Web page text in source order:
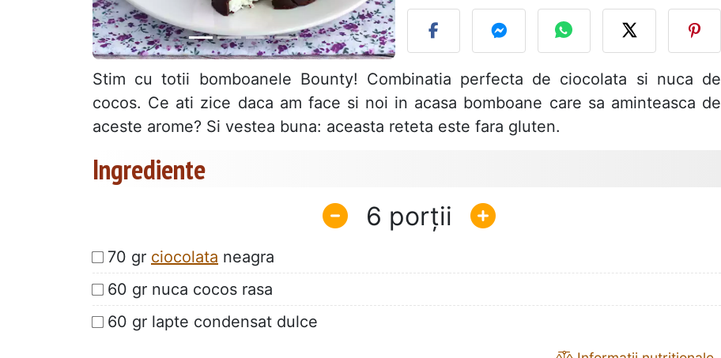
Stim cu totii bomboanele Bounty! Combinatia perfecta de ciocolata si nuca de
cocos. Ce ati zice daca am face si noi in acasa bomboane care sa aminteasca de
aceste arome? Si vestea buna: aceasta reteta este fara gluten.
Ingrediente
6
70 gr ciocolata neagra
60 gr nuca cocos rasa
60 gr lapte condensat dulce